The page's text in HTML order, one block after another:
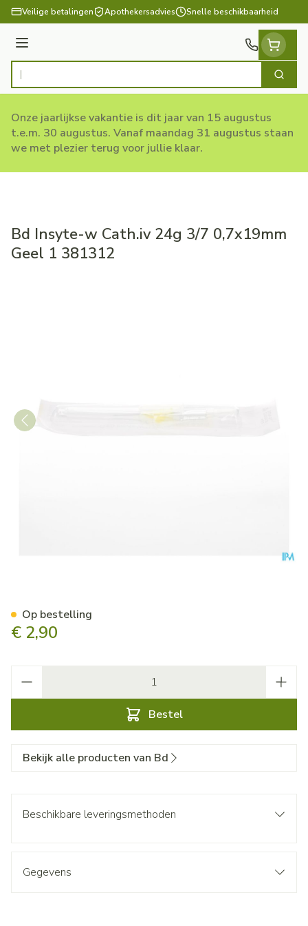
Ga naar de inhoud
Veilige betalingen Apothekersadvies Snelle beschikbaarheid
Menu
Product, merk, categorie... Zoek
Onze jaarlijkse vakantie is dit jaar van 15 augustus
t.e.m. 30 augustus. Vanaf maandag 31 augustus staan
we met plezier terug voor jullie klaar.
Bd Insyte-w Cath.iv 24g 3/7 0,7x19mm
Geel 1 381312
€ 2,90
Bestel
Op bestelling
Bekijk alle producten van Bd
Beschikbare leveringsmethoden
Gegevens